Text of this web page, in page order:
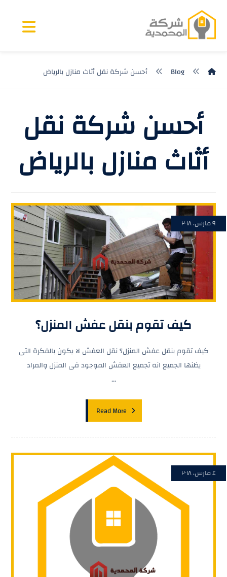
Blog أحسن شركة نقل أثاث منازل بالرياض
أحسن شركة نقل
أثاث منازل بالرياض
كيف تقوم بنقل عفش المنزل؟
٩ مارس، ٢٠١٨
كيف تقوم بنقل عفش المنزل؟ نقل العفش لا يكون بالفكرة التى
يظنها الجميع انه تجميع العفش الموجود فى المنزل والمراد
...
Read More
٤ مارس، ٢٠١٨